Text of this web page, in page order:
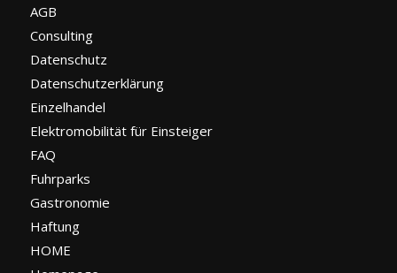
AGB
Consulting
Datenschutz
Datenschutzerklärung
Einzelhandel
Elektromobilität für Einsteiger
FAQ
Fuhrparks
Gastronomie
Haftung
HOME